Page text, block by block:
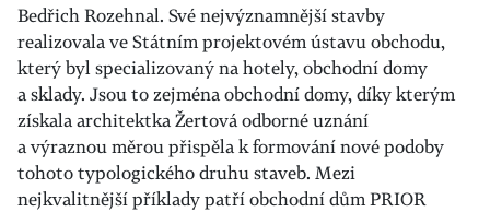
Bedřich Rozehnal. Své nejvýznamnější stavby
realizovala ve Státním projektovém ústavu obchodu,
který byl specializovaný na hotely, obchodní domy
a sklady. Jsou to zejména obchodní domy, díky kterým
získala architektka Žertová odborné uznání
a výraznou měrou přispěla k formování nové podoby
tohoto typologického druhu staveb. Mezi
nejkvalitnější příklady patří obchodní dům PRIOR